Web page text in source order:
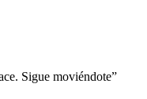
Sigue moviéndote”